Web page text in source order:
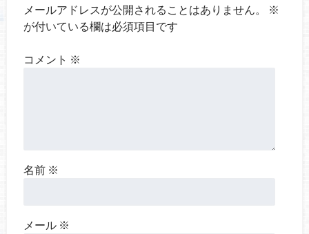
メールアドレスが公開されることはありません。
※
が付いている欄は必須項目です
コメント ※
名前 ※
メール ※